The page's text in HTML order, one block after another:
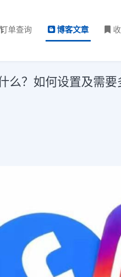
订单查询 博客文章
？如何设置及需